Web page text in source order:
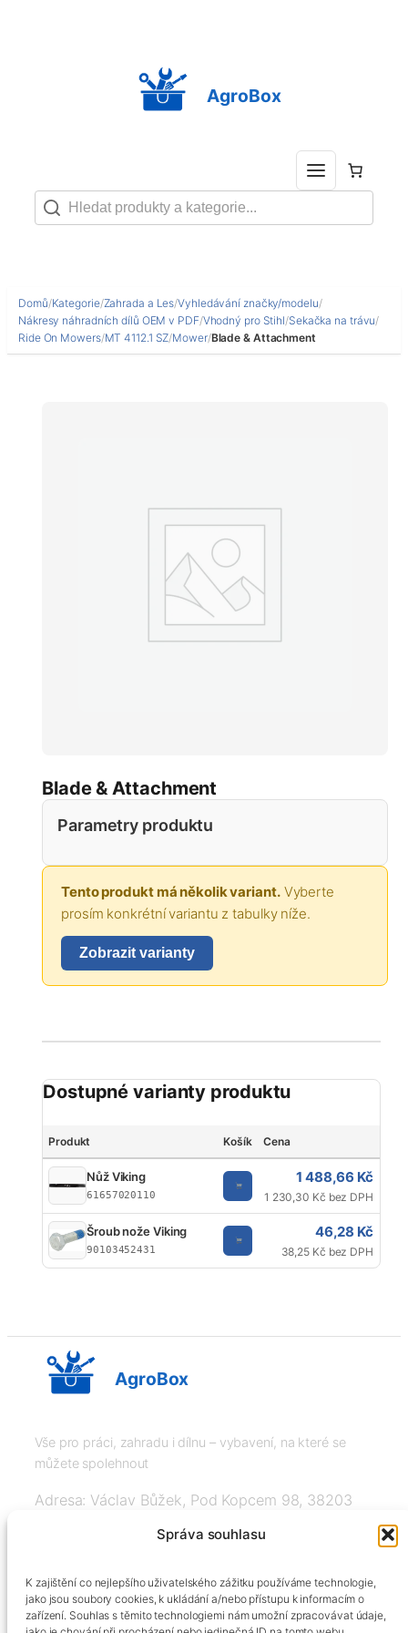
Správa souhlasu
K zajištění co nejlepšího uživatelského zážitku používáme technologie,
jako jsou soubory cookies, k ukládání a/nebo přístupu k informacím o
zařízení. Souhlas s těmito technologiemi nám umožní zpracovávat údaje,
AgroBox
Domů/Kategorie/Zahrada a Les/Vyhledávání značky/modelu/
Nákresy náhradních dílů OEM v PDF/Vhodný pro Stihl/Sekačka na trávu/
Ride On Mowers/MT 4112.1 SZ/Mower/Blade & Attachment
Blade & Attachment
Parametry produktu
Tento produkt má několik variant.Vyberte
prosím konkrétní variantu z tabulky níže.
Zobrazit varianty
Dostupné varianty produktu
Produkt Košík Cena
Nůž Viking
61657020110
1 488,66 Kč
1 230,30 Kč bez DPH
Šroub nože Viking
90103452431
46,28 Kč
38,25 Kč bez DPH
AgroBox
Vše pro práci, zahradu i dílnu – vybavení, na které se
můžete spolehnout
Adresa: Václav Bůžek, Pod Kopcem 98, 38203
+420606334248, info@agrobox.cz